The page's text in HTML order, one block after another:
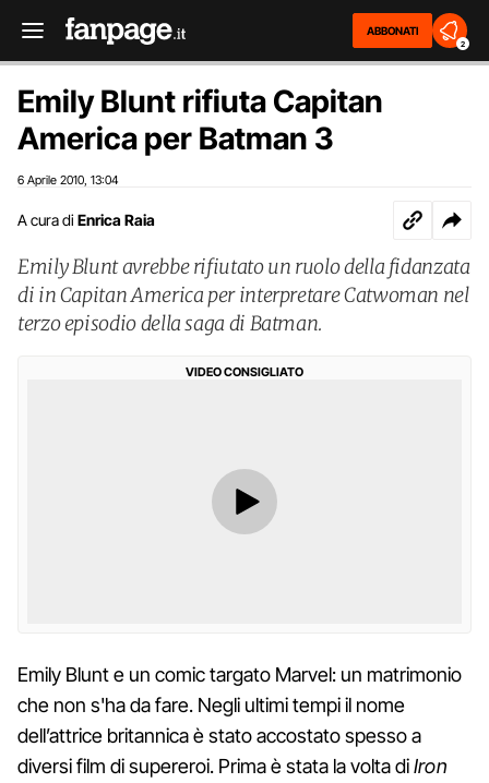
ABBONATI
2
Emily Blunt rifiuta Capitan
America per Batman 3
6 Aprile 2010 13:04
A cura di Enrica Raia
Emily Blunt avrebbe rifiutato un ruolo della fidanzata
di in Capitan America per interpretare Catwoman nel
terzo episodio della saga di Batman.
VIDEO CONSIGLIATO
Emily Blunt e un comic targato Marvel: un matrimonio
che non s'ha da fare. Negli ultimi tempi il nome
dell’attrice britannica è stato accostato spesso a
diversi film di supereroi. Prima è stata la volta diIron